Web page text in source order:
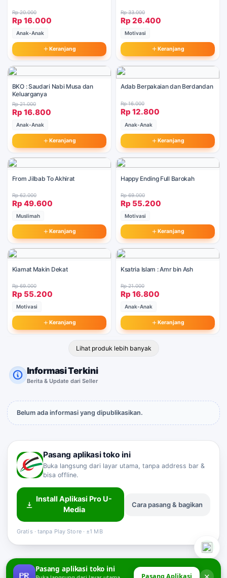
Rp 20.000
Rp 16.000
Anak-Anak
Keranjang
Rp 33.000
Rp 26.400
Motivasi
Keranjang
BKO : Saudari Nabi Musa dan
Keluarganya
Rp 21.000
Rp 16.800
Anak-Anak
Keranjang
Adab Berpakaian dan Berdandan
Rp 16.000
Rp 12.800
Anak-Anak
Keranjang
From Jilbab To Akhirat
Rp 62.000
Rp 49.600
Muslimah
Keranjang
Happy Ending Full Barokah
Rp 69.000
Rp 55.200
Motivasi
Keranjang
Kiamat Makin Dekat
Rp 69.000
Rp 55.200
Motivasi
Keranjang
Ksatria Islam : Amr bin Ash
Rp 21.000
Rp 16.800
Anak-Anak
Keranjang
Lihat produk lebih banyak
Informasi Terkini
Berita & Update dari Seller
Belum ada informasi yang dipublikasikan.
Sahabat Pro-U
Pasang aplikasi toko ini
Buka langsung dari layar utama, tanpa address bar &
bisa offline.
Install Aplikasi Pro U-
Media
Cara pasang & bagikan
Gratis · tanpa Play Store · ±1 MB
Pasang aplikasi toko ini
Pasang Aplikasi